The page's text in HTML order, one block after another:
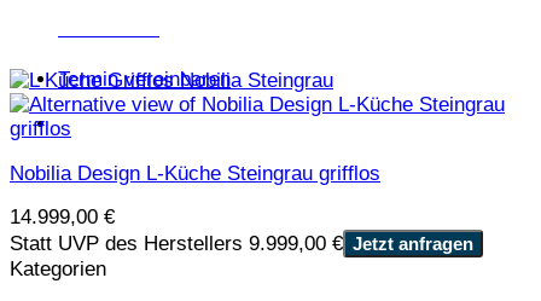
Termin vereinbaren
Nobilia Design L-Küche Steingrau grifflos
14.999,00 €
Statt UVP des Herstellers 9.999,00 € Jetzt anfragen
Kategorien